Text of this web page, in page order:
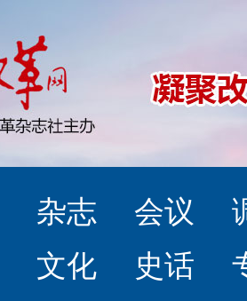
杂志 会议
文化
史话